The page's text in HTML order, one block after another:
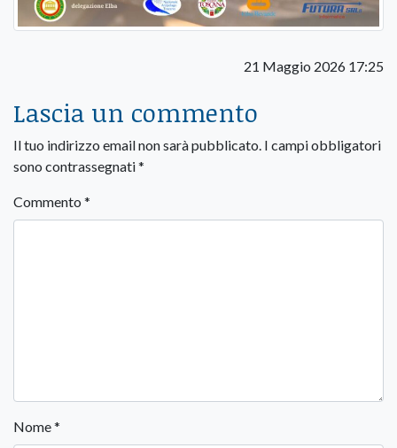
21 Maggio 2026 17:25
Lascia un commento
Il tuo indirizzo email non sarà pubblicato. I campi obbligatori
sono contrassegnati*
Commento *
Nome*